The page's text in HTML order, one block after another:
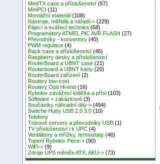
MiniITX case a příslušenství (57)
MiniPCI (11)
Montážní materiál (108)
Nástroje, měřidla a nářadí-> (229)
Pájecí a svářecí technika (68)
Programátory ATMEL PIC AVR FLASH (27)
Převodníky - konvertory (40)
PWM regulace (4)
Rack case a příslušenství (46)
Raspberry desky a příslušenství
RouterBoard a UBNT case (21)
Routerboard a UBNT karty (20)
RouterBoard zařízení (2)
Routery low-cost
Routery Opti Hi-end (16)
Rybolov zavážecí lodička a přísl (103)
Software + zakázkové (3)
Součástky náhradní díly-> (494)
Switche Huby USB 2.0 3.0 (10)
Telefony
Tiskové servery a převodníky USB (1)
TV příslušenství i k UPC (4)
Ventilátory a mřížky, termostaty (46)
Topení Rybolov Pece-> (90)
WiFi-> (9)
Zdroje UPS měniče ATX, AKU-> (73)